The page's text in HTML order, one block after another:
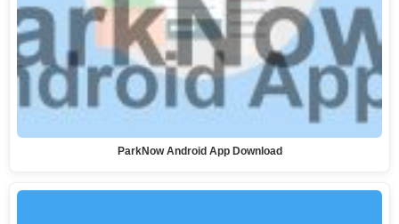
ParkNow Android App Download